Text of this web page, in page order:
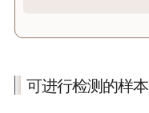
可进行检测的样本